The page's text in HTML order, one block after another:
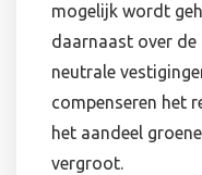
mogelijk wordt
daarnaast over de
neutrale
compenseren het
het aandeel
vergroot.